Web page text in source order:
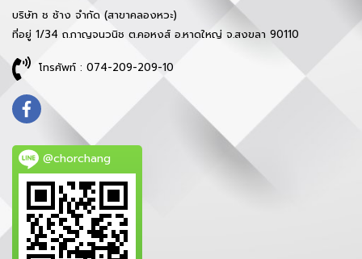
บริษัท ช ช้าง จำกัด (สาขาคลองหวะ)
ที่อยู่ 1/34 ถ.กาญจนวนิช ต.คอหงส์ อ.หาดใหญ่ จ.สงขลา 90110
โทรศัพท์ : 074-209-209-10
@chorchang